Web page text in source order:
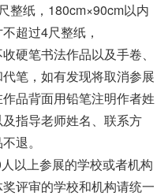
整纸，180cm×90cm以内
超过4尺整纸，
硬笔书法作品以及手卷、
笔，如有发现将取消参展
品背面用铅笔注明作者姓
指导老师姓名、联系方
退。
以上参展的学校或者机构
评审的学校和机构请统一